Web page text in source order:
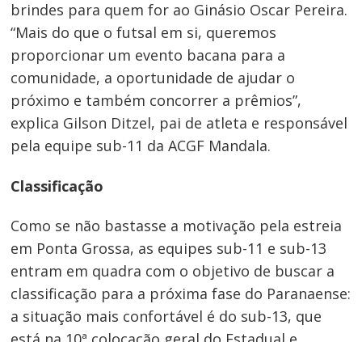
brindes para quem for ao Ginásio Oscar Pereira.
“Mais do que o futsal em si, queremos
proporcionar um evento bacana para a
comunidade, a oportunidade de ajudar o
próximo e também concorrer a prêmios”,
explica Gilson Ditzel, pai de atleta e responsável
pela equipe sub-11 da ACGF Mandala.
Classificação
Como se não bastasse a motivação pela estreia
em Ponta Grossa, as equipes sub-11 e sub-13
entram em quadra com o objetivo de buscar a
classificação para a próxima fase do Paranaense:
a situação mais confortável é do sub-13, que